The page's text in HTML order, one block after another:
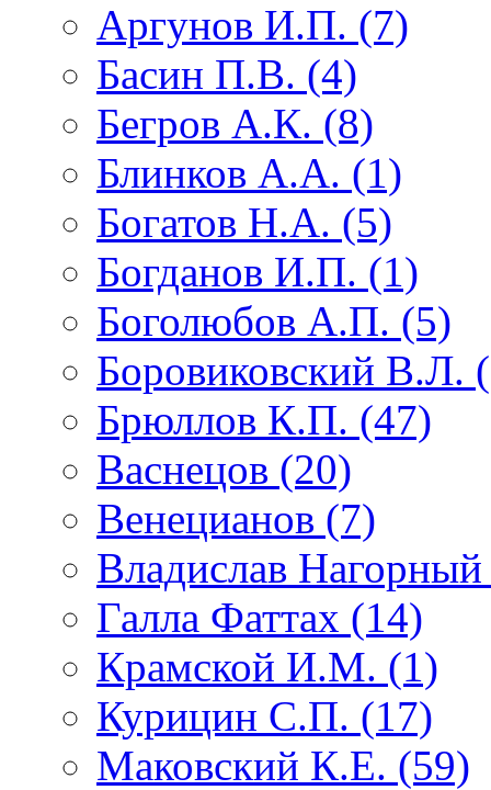
Аргунов И.П. (7)
Басин П.В. (4)
Бегров А.К. (8)
Блинков А.А. (1)
Богатов Н.А. (5)
Богданов И.П. (1)
Боголюбов А.П. (5)
Боровиковский В.Л.
Брюллов К.П. (47)
Васнецов (20)
Венецианов (7)
Владислав
Галла Фаттах (14)
Крамской И.М. (1)
Курицин С.П. (17)
Маковский К.Е. (59)